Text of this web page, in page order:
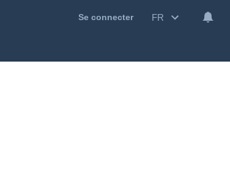
Se connecter FR